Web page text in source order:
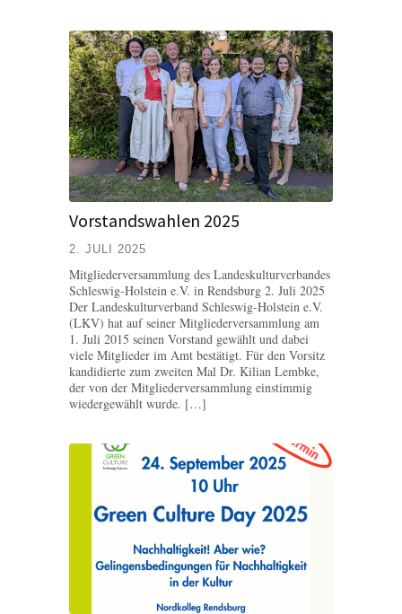
Vorstandswahlen 2025
2. JULI 2025
Mitgliederversammlung des Landeskulturverbandes
Schleswig-Holstein e.V. in Rendsburg 2. Juli 2025
Der Landeskulturverband Schleswig-Holstein e.V.
(LKV) hat auf seiner Mitgliederversammlung am
1. Juli 2015 seinen Vorstand gewählt und dabei
viele Mitglieder im Amt bestätigt. Für den Vorsitz
kandidierte zum zweiten Mal Dr. Kilian Lembke,
der von der Mitgliederversammlung einstimmig
wiedergewählt wurde. […]